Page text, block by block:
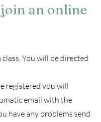
an online
class. You will be directed
registered you will
email with the
have any problems send